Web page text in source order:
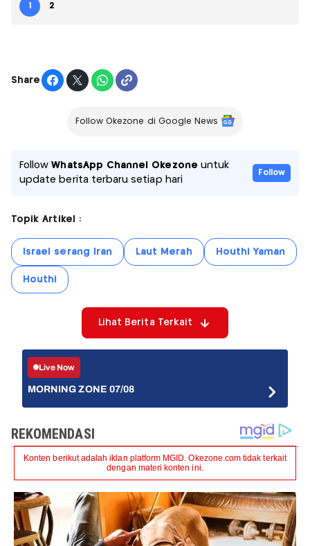
1 2
Share
Follow Okezone di Google News
FollowWhatsApp Channel Okezone untuk
update berita terbaru setiap hari
Follow
Topik Artikel :
Israel serang Iran Laut Merah Houthi Yaman
Houthi
Lihat Berita Terkait
Live Now
MORNING ZONE 07/08